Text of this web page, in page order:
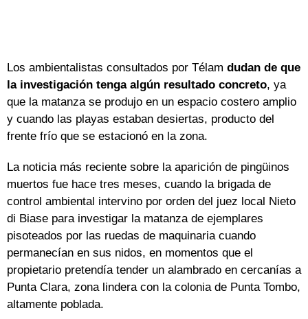
Los ambientalistas consultados por Télam dudan de que
la investigación tenga algún resultado concreto, ya
que la matanza se produjo en un espacio costero amplio
y cuando las playas estaban desiertas, producto del
frente frío que se estacionó en la zona.
La noticia más reciente sobre la aparición de pingüinos
muertos fue hace tres meses, cuando la brigada de
control ambiental intervino por orden del juez local Nieto
di Biase para investigar la matanza de ejemplares
pisoteados por las ruedas de maquinaria cuando
permanecían en sus nidos, en momentos que el
propietario pretendía tender un alambrado en cercanías a
Punta Clara, zona lindera con la colonia de Punta Tombo,
altamente poblada.